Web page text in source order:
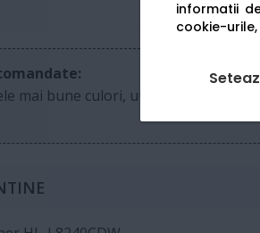
informatii
cookie-
mai bune culori, utilizati tonerele